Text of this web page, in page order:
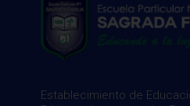
Establecimiento de